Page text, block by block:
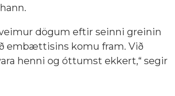
dögum eftir seinni greinin
embættisins komu fram. Við
henni og óttumst ekkert,“ segir